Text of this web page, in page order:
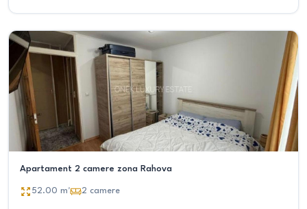
Apartament 2 camere zona Rahova
52.00 m² 2 camere